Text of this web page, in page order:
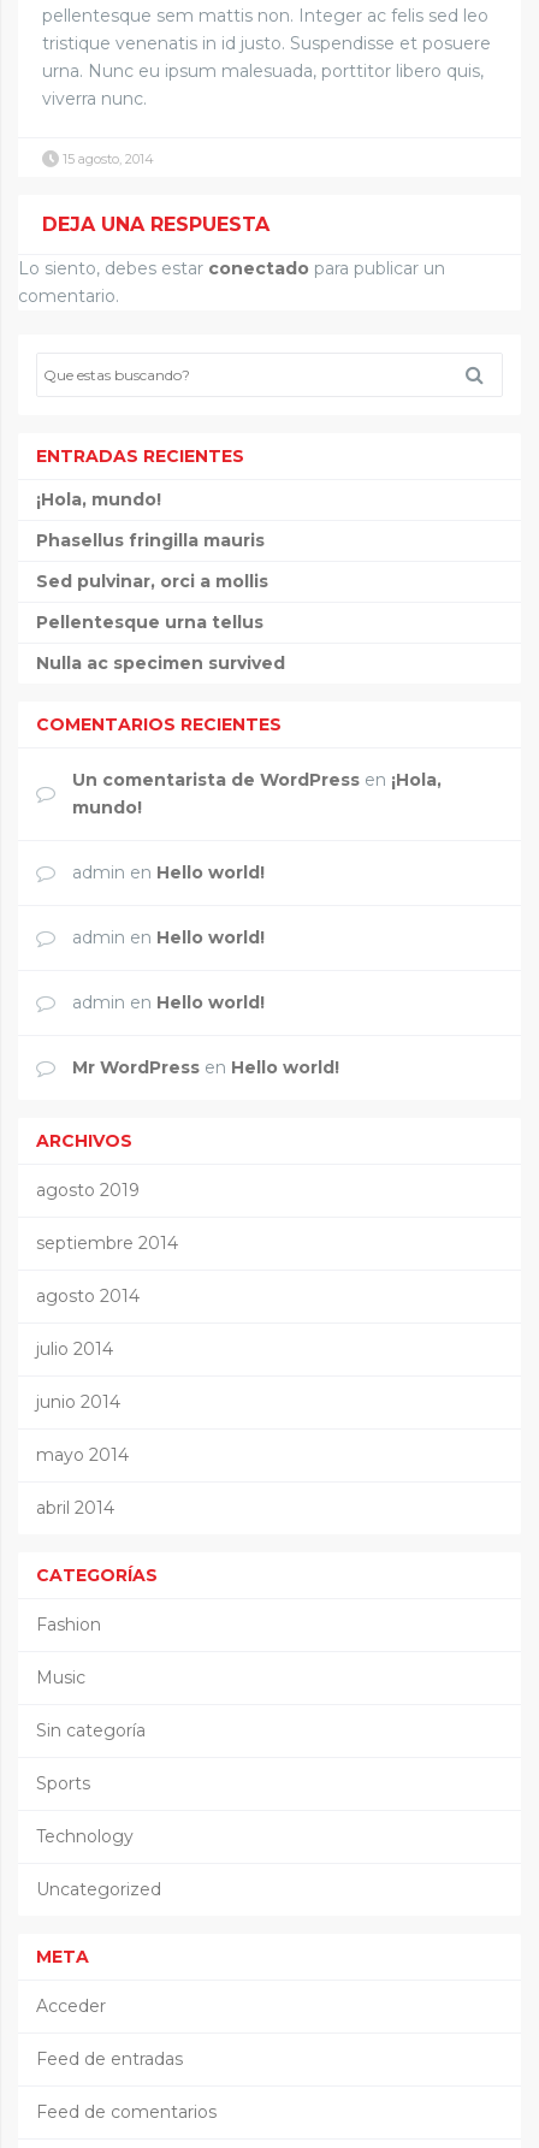
pellentesque sem mattis non. Integer ac felis sed leo
tristique venenatis in id justo. Suspendisse et posuere
urna. Nunc eu ipsum malesuada, porttitor libero quis,
viverra nunc.
15 agosto, 2014
DEJA UNA RESPUESTA
Lo siento, debes estar conectado para publicar un
comentario.
ENTRADAS RECIENTES
¡Hola, mundo!
Phasellus fringilla mauris
Sed pulvinar, orci a mollis
Pellentesque urna tellus
Nulla ac specimen survived
COMENTARIOS RECIENTES
Un comentarista de WordPress en ¡Hola,
mundo!
admin en Hello world!
admin en Hello world!
admin en Hello world!
Mr WordPress en Hello world!
ARCHIVOS
agosto 2019
septiembre 2014
agosto 2014
julio 2014
junio 2014
mayo 2014
abril 2014
CATEGORÍAS
Fashion
Music
Sin categoría
Sports
Technology
Uncategorized
META
Acceder
Feed de entradas
Feed de comentarios